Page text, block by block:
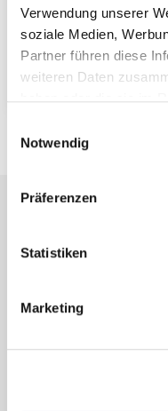
Verwendung unserer
soziale Medien,
Partner führen diese
weiteren Daten
Notwendig
Präferenzen
Statistiken
Marketing
ökologische,
innovativen
Produkten sichern
effiziente
Nie wieder